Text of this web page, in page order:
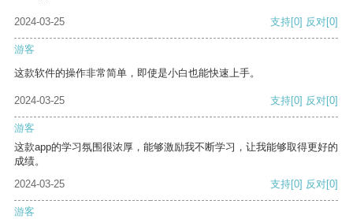
2024-03-25 支持[0] 反对[0]
游客
这款软件的操作非常简单，即使是小白也能快速上手。
2024-03-25 支持[0] 反对[0]
游客
这款app的学习氛围很浓厚，能够激励我不断学习，让我能够取得更好的
成绩。
2024-03-25
支持[0] 反对[0]
游客